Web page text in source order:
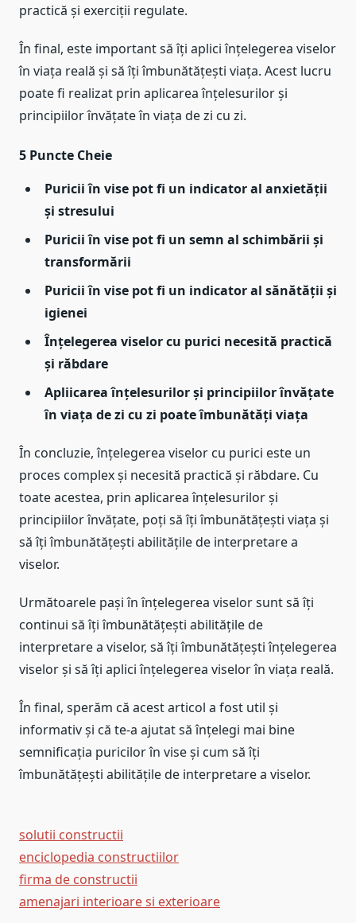
practică și exerciții regulate.
În final, este important să îți aplici înțelegerea viselor
în viața reală și să îți îmbunătățești viața. Acest lucru
poate fi realizat prin aplicarea înțelesurilor și
principiilor învățate în viața de zi cu zi.
5 Puncte Cheie
Puricii în vise pot fi un indicator al anxietății
și stresului
Puricii în vise pot fi un semn al schimbării și
transformării
Puricii în vise pot fi un indicator al sănătății și
igienei
Înțelegerea viselor cu purici necesită practică
și răbdare
Apliicarea înțelesurilor și principiilor învățate
în viața de zi cu zi poate îmbunătăți viața
În concluzie, înțelegerea viselor cu purici este un
proces complex și necesită practică și răbdare. Cu
toate acestea, prin aplicarea înțelesurilor și
principiilor învățate, poți să îți îmbunătățești viața și
să îți îmbunătățești abilitățile de interpretare a
viselor.
Următoarele pași în înțelegerea viselor sunt să îți
continui să îți îmbunătățești abilitățile de
interpretare a viselor, să îți îmbunătățești înțelegerea
viselor și să îți aplici înțelegerea viselor în viața reală.
În final, sperăm că acest articol a fost util și
informativ și că te-a ajutat să înțelegi mai bine
semnificația puricilor în vise și cum să îți
îmbunătățești abilitățile de interpretare a viselor.
solutii constructii
enciclopedia constructiilor
firma de constructii
amenajari interioare si exterioare